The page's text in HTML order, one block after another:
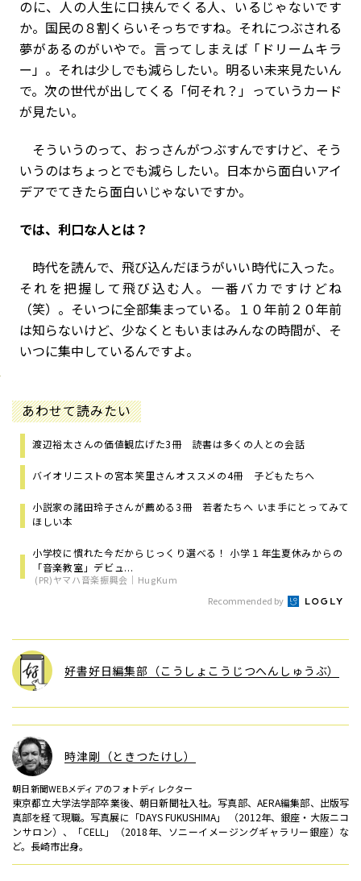
のに、人の人生に口挟んでくる人、いるじゃないです
か。国民の８割くらいそっちですね。それにつぶされる
夢があるのがいやで。言ってしまえば「ドリームキラ
ー」。それは少しでも減らしたい。明るい未来見たいん
で。次の世代が出してくる「何それ？」っていうカード
が見たい。
そういうのって、おっさんがつぶすんですけど、そう
いうのはちょっとでも減らしたい。日本から面白いアイ
デアでてきたら面白いじゃないですか。
――では、利口な人とは？
時代を読んで、飛び込んだほうがいい時代に入った。
それを把握して飛び込む人。一番バカですけどね
（笑）。そいつに全部集まっている。１０年前２０年前
は知らないけど、少なくともいまはみんなの時間が、そ
いつに集中しているんですよ。
あわせて読みたい
渡辺裕太さんの価値観広げた3冊 読書は多くの人との会話
バイオリニストの宮本笑里さんオススメの4冊 子どもたちへ
小説家の諸田玲子さんが薦める3冊 若者たちへ いま手にとってみて
ほしい本
小学校に慣れた今だからじっくり選べる！ 小学１年生夏休みからの
「音楽教室」デビュ...
(PR)ヤマハ音楽振興会｜HugKum
Recommended by
好書好日編集部（こうしょこうじつへんしゅうぶ）
時津剛（ときつたけし）
朝日新聞WEBメディアのフォトディレクター
東京都立大学法学部卒業後、朝日新聞社入社。写真部、AERA編集部、出版写
真部を経て現職。写真展に「DAYS FUKUSHIMA」 （2012年、銀座・大阪ニコ
ンサロン）、「CELL」（2018年、ソニーイメージングギャラリー銀座）な
ど。長崎市出身。